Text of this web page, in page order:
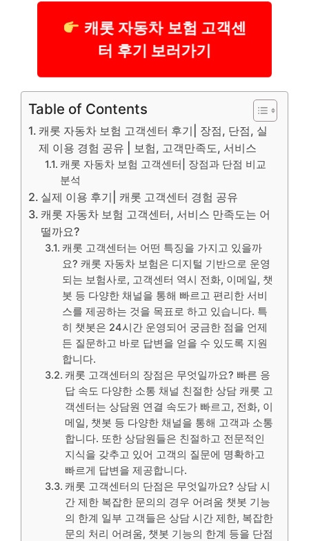
캐롯 자동차 보험 고객센
터 후기 보러가기
Table of Contents
캐롯 자동차 보험 고객센터 후기| 장점, 단점, 실
제 이용 경험 공유 | 보험, 고객만족도, 서비스
캐롯 자동차 보험 고객센터| 장점과 단점 비교
분석
실제 이용 후기| 캐롯 고객센터 경험 공유
캐롯 자동차 보험 고객센터, 서비스 만족도는 어
떨까요?
캐롯 고객센터는 어떤 특징을 가지고 있을까
요? 캐롯 자동차 보험은 디지털 기반으로 운영
되는 보험사로, 고객센터 역시 전화, 이메일, 챗
봇 등 다양한 채널을 통해 빠르고 편리한 서비
스를 제공하는 것을 목표로 하고 있습니다. 특
히 챗봇은 24시간 운영되어 궁금한 점을 언제
든 질문하고 바로 답변을 얻을 수 있도록 지원
합니다.
캐롯 고객센터의 장점은 무엇일까요? 빠른 응
답 속도 다양한 소통 채널 친절한 상담 캐롯 고
객센터는 상담원 연결 속도가 빠르고, 전화, 이
메일, 챗봇 등 다양한 채널을 통해 고객과 소통
합니다. 또한 상담원들은 친절하고 전문적인
지식을 갖추고 있어 고객의 질문에 명확하고
빠르게 답변을 제공합니다.
캐롯 고객센터의 단점은 무엇일까요? 상담 시
간 제한 복잡한 문의의 경우 어려움 챗봇 기능
의 한계 일부 고객들은 상담 시간 제한, 복잡한
문의 처리 어려움, 챗봇 기능의 한계 등을 단점